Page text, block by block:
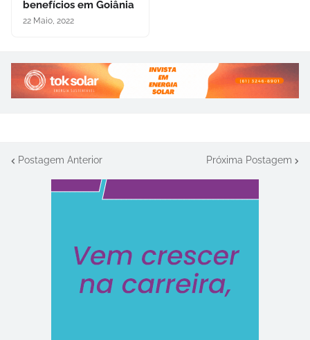
benefícios em Goiânia
22 Maio, 2022
Postagem Anterior Próxima Postagem